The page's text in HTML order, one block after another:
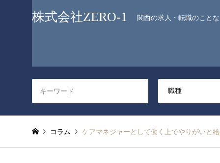
株式会社ZERO-1 関西の求人・転職のこと
コラム ケアマネジャーとして働く上でやりがいと